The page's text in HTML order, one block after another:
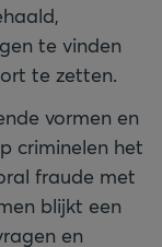
te vinden
te zetten.
vormen en
criminelen het
fraude met
blijkt een
en